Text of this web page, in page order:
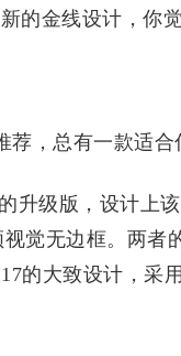
的金线设计，你
升级版，设计上
觉无边框。两者
的大致设计，采